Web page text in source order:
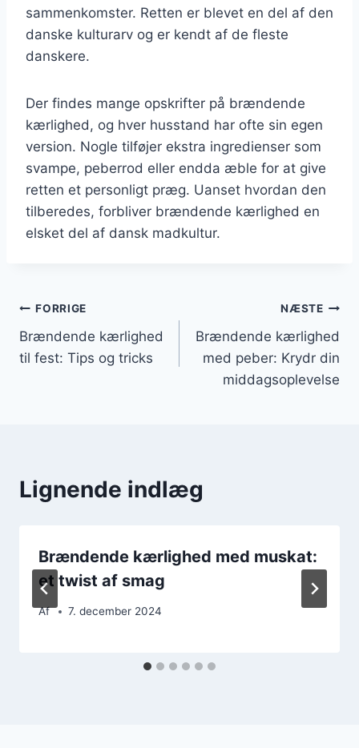
sammenkomster. Retten er blevet en del af den
danske kulturarv og er kendt af de fleste
danskere.
Der findes mange opskrifter på brændende
kærlighed, og hver husstand har ofte sin egen
version. Nogle tilføjer ekstra ingredienser som
svampe, peberrod eller endda æble for at give
retten et personligt præg. Uanset hvordan den
tilberedes, forbliver brændende kærlighed en
elsket del af dansk madkultur.
Indlægsnavigation
FORRIGE
Brændende kærlighed
til fest: Tips og tricks
NÆSTE
Brændende kærlighed
med peber: Krydr din
middagsoplevelse
Lignende indlæg
Brændende kærlighed med muskat:
et twist af smag
Af 7. december 2024